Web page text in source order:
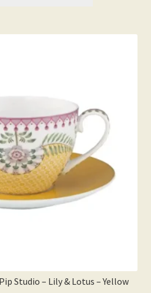
Studio – Lily & Lotus – Yellow